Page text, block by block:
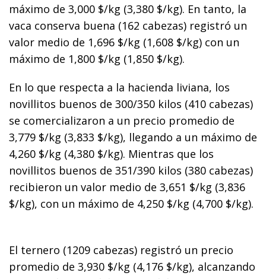
máximo de 3,000 $/kg (3,380 $/kg). En tanto, la
vaca conserva buena (162 cabezas) registró un
valor medio de 1,696 $/kg (1,608 $/kg) con un
máximo de 1,800 $/kg (1,850 $/kg).
En lo que respecta a la hacienda liviana, los
novillitos buenos de 300/350 kilos (410 cabezas)
se comercializaron a un precio promedio de
3,779 $/kg (3,833 $/kg), llegando a un máximo de
4,260 $/kg (4,380 $/kg). Mientras que los
novillitos buenos de 351/390 kilos (380 cabezas)
recibieron un valor medio de 3,651 $/kg (3,836
$/kg), con un máximo de 4,250 $/kg (4,700 $/kg).
El ternero (1209 cabezas) registró un precio
promedio de 3,930 $/kg (4,176 $/kg), alcanzando